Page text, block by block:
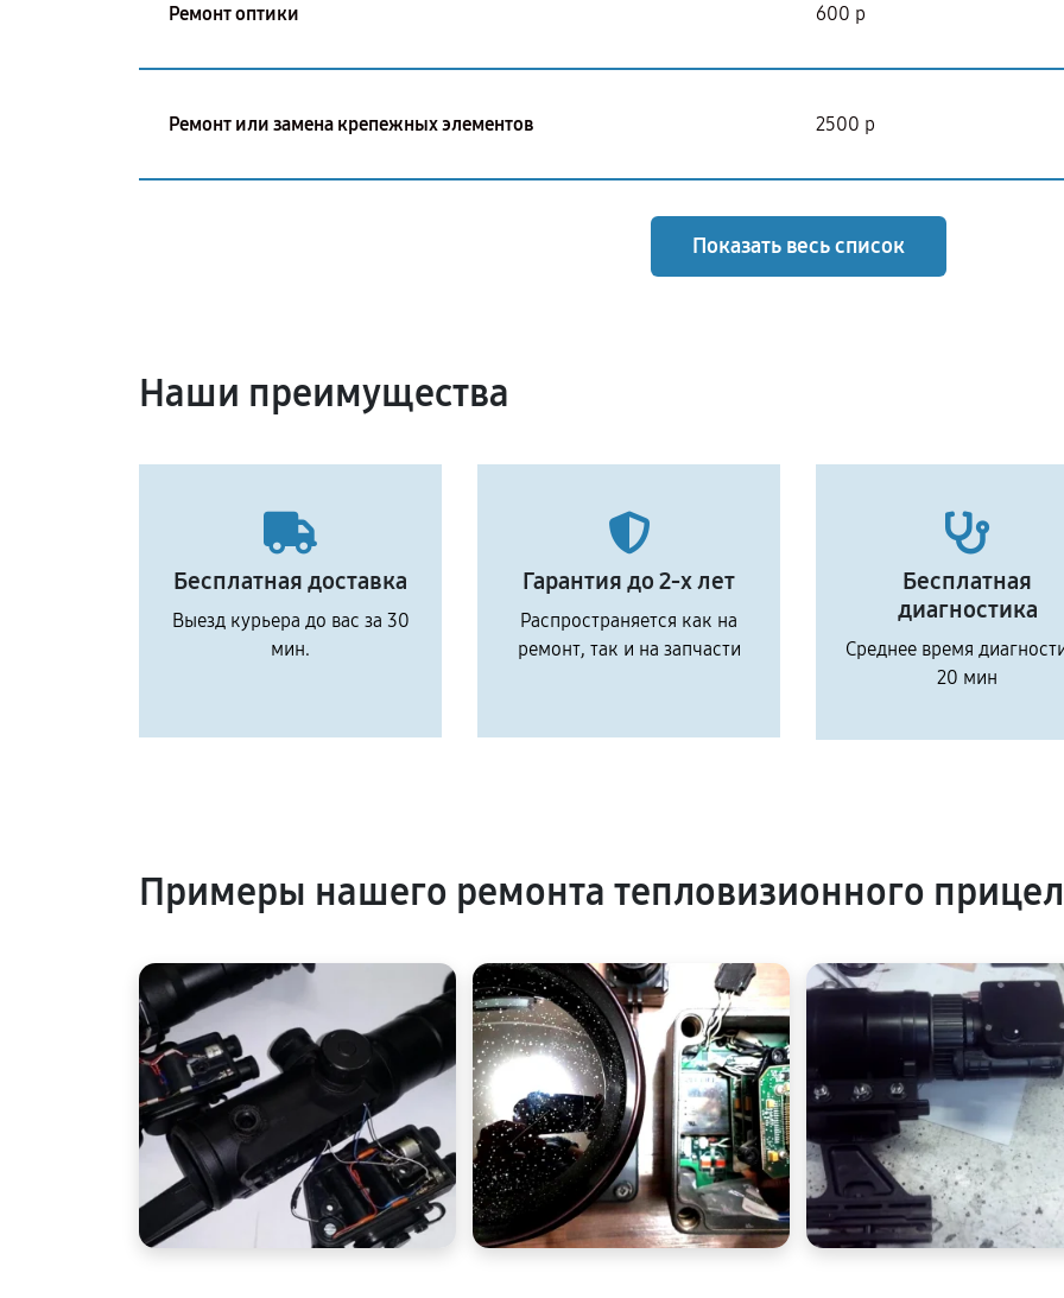
Ремонт оптики 600 р
Ремонт или замена крепежных элементов 2500 р
Показать весь список
Наши преимущества
Бесплатная доставка
Выезд курьера до вас за 30
мин.
Гарантия до 2-х лет
Распространяется как на
ремонт, так и на запчасти
Бесплатная
диагностика
Среднее время
20 мин
Примеры нашего ремонта тепловизионного